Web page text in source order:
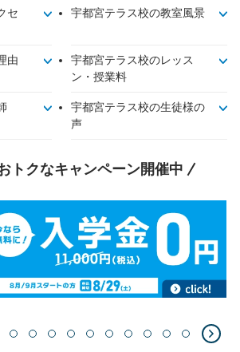
セ
宇都宮テラス校の教室風景
由
宇都宮テラス校のレッス
ン・授業料
宇都宮テラス校の生徒様の
声
トクなキャンペーン開催中